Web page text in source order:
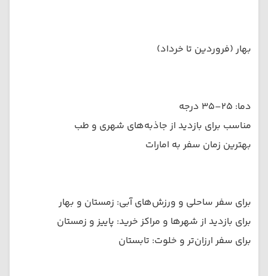
بهار (فروردین تا خرداد)
دما: ۲۵–۳۵ درجه
مناسب برای بازدید از جاذبه‌های شهری و طب
بهترین زمان سفر به امارات
برای سفر ساحلی و ورزش‌های آبی: زمستان و بهار
برای بازدید از شهرها و مراکز خرید: پاییز و زمستان
برای سفر ارزان‌تر و خلوت: تابستان